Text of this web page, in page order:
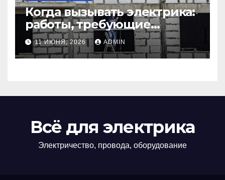
Когда вызывать электрика:
работы, требующие
профессионала Электрик
круглосуточно
11 ИЮНЯ, 2026 ADMIN
Всё для электрика
Электричество, провода, оборудование